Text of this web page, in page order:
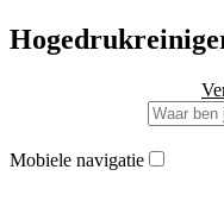
Mobiele navigatie